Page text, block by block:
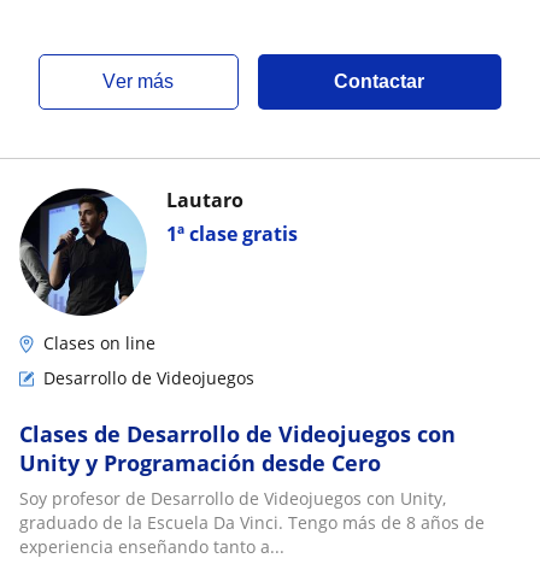
ver más Contactar
1ª clase gratis
Lautaro
Clases on line
Desarrollo de Videojuegos
Clases de Desarrollo de Videojuegos con
Unity y Programación desde Cero
Soy profesor de Desarrollo de Videojuegos con Unity,
graduado de la Escuela Da Vinci. Tengo más de 8 años de
experiencia enseñando tanto a...